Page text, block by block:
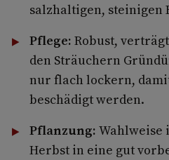
salzhaltigen, steinigen
Pflege: Robust,
den Sträuchern
nur flach lockern,
beschädigt werden.
Pflanzung: Wahlweise
Herbst in eine gut